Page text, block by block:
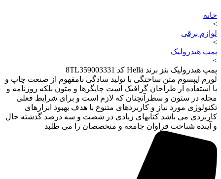
خانه
>
لوازم برقی
>
پمپ هیدرولیک
>
پمپ هیدرولیک بنز برند Hella کد 8TL359003331
لورم ایپسوم متن ساختگی با تولید سادگی نامفهوم از صنعت چاپ و
با استفاده از طراحان گرافیک است چاپگرها و متون بلکه روزنامه و
مجله در ستون و سطرآنچنان که لازم است و برای شرایط فعلی
تکنولوژی مورد نیاز و کاربردهای متنوع با هدف بهبود ابزارهای
کاربردی می باشد کتابهای زیادی در شصت و سه درصد گذشته حال
و آینده شناخت فراوان جامعه و متخصصان را می طلبد